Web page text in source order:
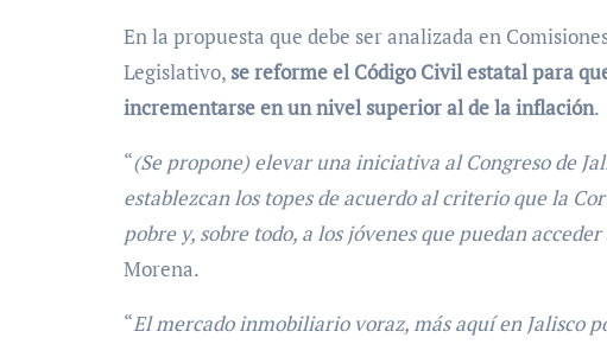
En la propuesta que debe ser analizada en
Legislativo, se reforme el Código Civil estatal para
incrementarse en un nivel superior al de la inflación.
“(Se propone) elevar una iniciativa al Congreso de
establezcan los topes de acuerdo al criterio que la
pobre y, sobre todo, a los jóvenes que puedan
Morena.
“El mercado inmobiliario voraz, más aquí en Jalisco